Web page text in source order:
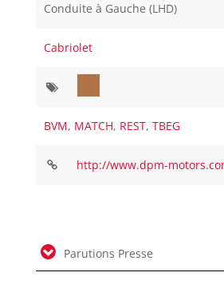
Conduite à Gauche (LHD)
Cabriolet
BVM, MATCH, REST,TBEG
http://www.dpm-
Parutions Presse